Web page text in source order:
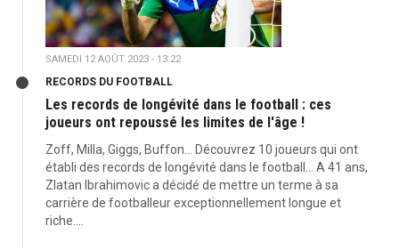
SAMEDI 12 AOÛT 2023 - 13:22
RECORDS DU FOOTBALL
Les records de longévité dans le football : ces
joueurs ont repoussé les limites de l'âge !
Zoff, Milla, Giggs, Buffon... Découvrez 10 joueurs qui ont
établi des records de longévité dans le football... A 41 ans,
Zlatan Ibrahimovic a décidé de mettre un terme à sa
carrière de footballeur exceptionnellement longue et
riche....